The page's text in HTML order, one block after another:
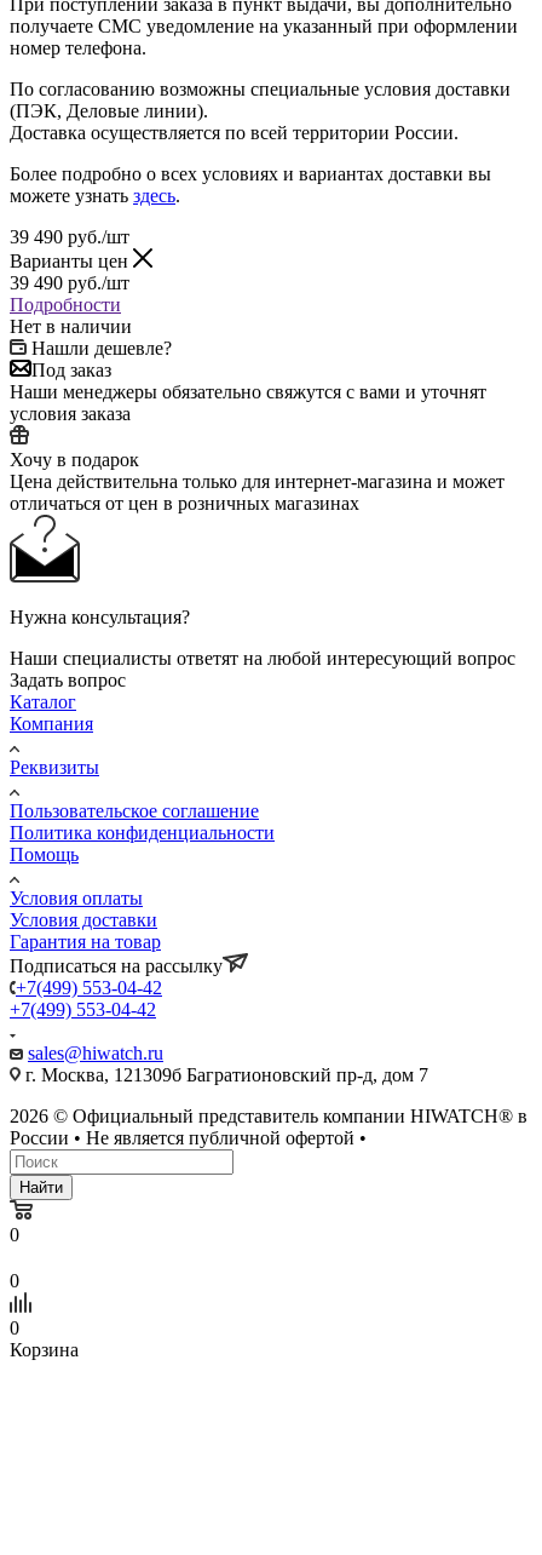
получаете СМС уведомление на указанный при оформлении
номер телефона.
По согласованию возможны специальные условия доставки
(ПЭК, Деловые линии).
Доставка осуществляется по всей территории России.
Более подробно о всех условиях и вариантах доставки вы
можете узнать здесь.
39 490 руб./шт
Варианты цен
39 490 руб./шт
Подробности
Нет в наличии
Нашли дешевле?
Под заказ
Наши менеджеры обязательно свяжутся с вами и уточнят
условия заказа
Хочу в подарок
Цена действительна только для интернет-магазина и может
отличаться от цен в розничных магазинах
Нужна консультация?
Наши специалисты ответят на любой интересующий вопрос
Задать вопрос
Каталог
Компания
Реквизиты
Пользовательское соглашение
Политика конфиденциальности
Помощь
Условия оплаты
Условия доставки
Гарантия на товар
Подписаться на рассылку
+7(499) 553-04-42
+7(499) 553-04-42
sales@hiwatch.ru
г. Москва, 121309б Багратионовский пр-д, дом 7
2026 © Официальный представитель компании HIWATCH® в
России • Не является публичной офертой •
Найти
0
0
0
Корзина